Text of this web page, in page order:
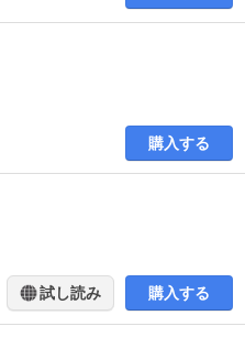
購入する
試し読み 購入する